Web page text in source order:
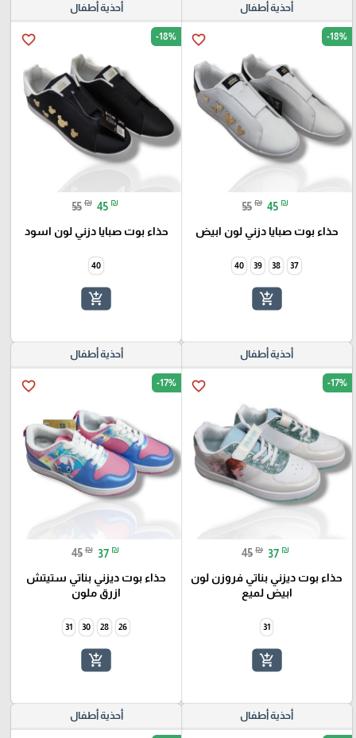
أحذية أطفال
favorite_border -18%
55 ₪ 45 ₪
حذاء بوت صبايا دزني لون ابيض
37
38
39
40
add_shopping_cart
أحذية أطفال
favorite_border -18%
55 ₪ 45 ₪
حذاء بوت صبايا دزني لون اسود
40
add_shopping_cart
أحذية أطفال
favorite_border -17%
45 ₪ 37 ₪
حذاء بوت ديزني بناتي فروزن لون
ابيض لميع
31
add_shopping_cart
أحذية أطفال
favorite_border -17%
45 ₪ 37 ₪
حذاء بوت ديزني بناتي ستيتش
ازرق ملون
26
28
30
31
add_shopping_cart
أحذية أطفال أحذية أطفال